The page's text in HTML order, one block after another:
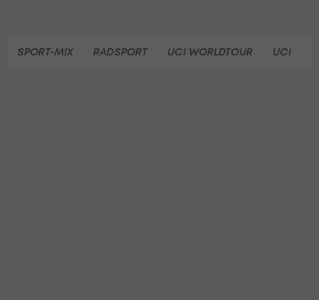
SPORT-MIX RADSPORT UCI WORLDTOUR UCI